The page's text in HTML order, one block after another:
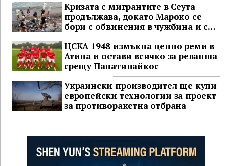
Кризата с мигрантите в Сеута
продължава, докато Мароко се
бори с обвинения в чужбина и с
гнева у дома
ЦСКА 1948 измъкна ценно реми в
Атина и остави всичко за реванша
срещу Панатинайкос
Украински производител ще купи
европейски технологии за проект
за противоракетна отбрана